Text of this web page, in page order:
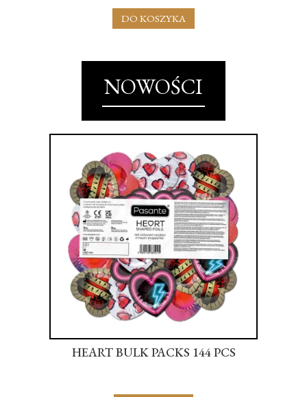
DO KOSZYKA
NOWOŚCI
HEART BULK PACKS 144 PCS